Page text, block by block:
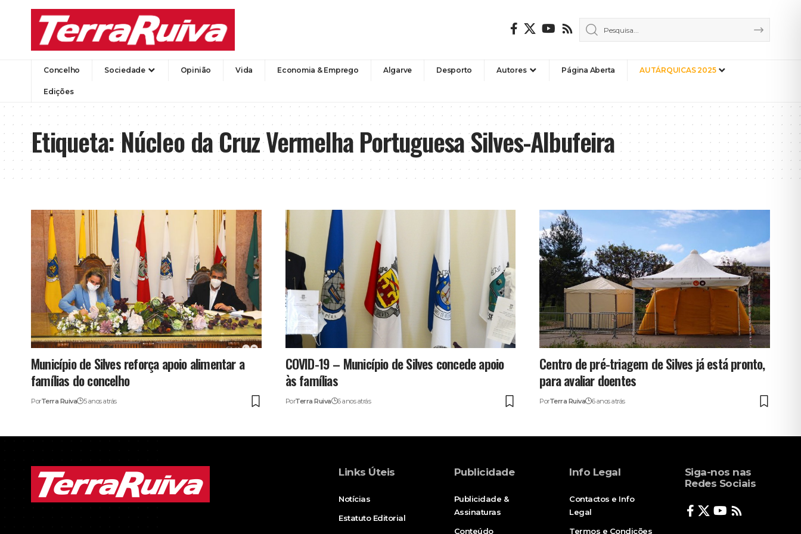
Concelho Sociedade Opinião Vida Economia & Emprego Algarve Desporto Autores Página Aberta AUTÁRQUICAS 2025
Edições
Etiqueta:Núcleo da Cruz Vermelha Portuguesa Silves-Albufeira
Município de Silves reforça apoio alimentar a
famílias do concelho
PorTerra Ruiva 5 anos atrás
COVID-19 – Município de Silves concede apoio
às famílias
PorTerra Ruiva 6 anos atrás
Centro de pré-triagem de Silves já está pronto,
para avaliar doentes
PorTerra Ruiva 6 anos atrás
Links Úteis
Notícias
Estatuto Editorial
Publicidade
Publicidade &
Assinaturas
Conteúdo
Info Legal
Contactos e Info
Legal
Termos e Condições
Siga-nos nas
Redes Sociais